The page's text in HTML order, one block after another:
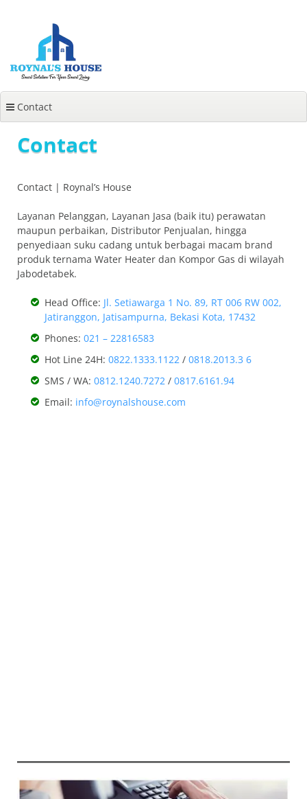
Contact
Contact
Contact | Roynal’s House
Layanan Pelanggan, Layanan Jasa (baik itu) perawatan
maupun perbaikan, Distributor Penjualan, hingga
penyediaan suku cadang untuk berbagai macam brand
produk ternama Water Heater dan Kompor Gas di wilayah
Jabodetabek.
Head Office: Jl. Setiawarga 1 No. 89, RT 006 RW 002,
Jatiranggon, Jatisampurna, Bekasi Kota, 17432
Phones: 021 – 22816583
Hot Line 24H: 0822.1333.1122 / 0818.2013.3 6
SMS / WA: 0812.1240.7272 / 0817.6161.94
Email: info@roynalshouse.com